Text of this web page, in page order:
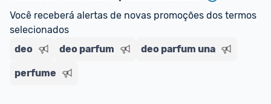
E lembre-se: você sempre pode contar ajuda da
comunidade para tirar dúvidas ou acionar os
nossos Admins marcando
@admin em um
Você receberá alertas de novas promoções dos termos
selecionados
deo
deo parfum deo parfum una
perfume